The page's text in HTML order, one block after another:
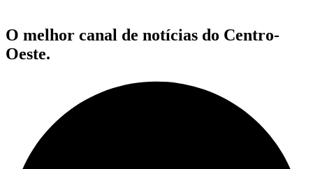
O melhor canal de notícias do Centro-
Oeste.